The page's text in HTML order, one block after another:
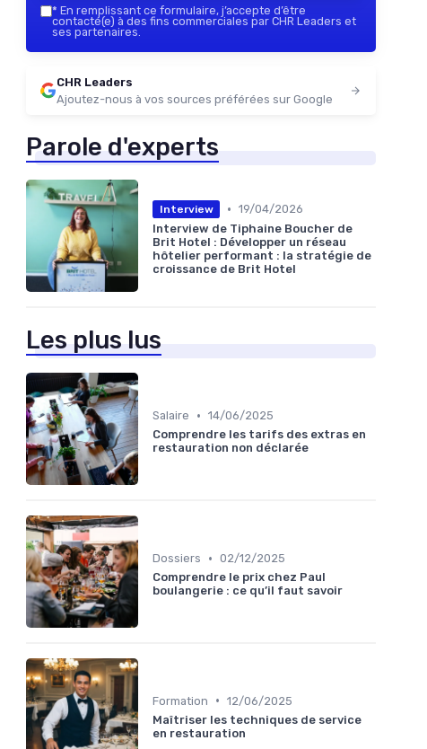
* En remplissant ce formulaire, j’accepte d’être
contacté(e) à des fins commerciales par CHR Leaders et
ses partenaires.
CHR Leaders
Ajoutez-nous à vos sources préférées sur Google
Parole d'experts
Interview • 19/04/2026
Interview de Tiphaine Boucher de
Brit Hotel : Développer un réseau
hôtelier performant : la stratégie de
croissance de Brit Hotel
Les plus lus
Salaire • 14/06/2025
Comprendre les tarifs des extras en
restauration non déclarée
Dossiers • 02/12/2025
Comprendre le prix chez Paul
boulangerie : ce qu’il faut savoir
Formation • 12/06/2025
Maîtriser les techniques de service
en restauration